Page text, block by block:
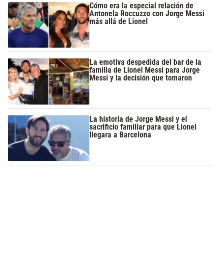
Cómo era la especial relación de
Antonela Roccuzzo con Jorge Messi
más allá de Lionel
La emotiva despedida del bar de la
familia de Lionel Messi para Jorge
Messi y la decisión que tomaron
La historia de Jorge Messi y el
sacrificio familiar para que Lionel
llegara a Barcelona